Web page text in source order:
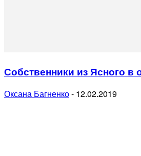
Собственники из Ясного в
Оксана Багненко- 12.02.2019